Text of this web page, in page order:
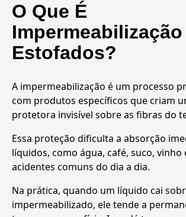
O Que É
Impermeabilização
Estofados?
A impermeabilização é um processo
com produtos específicos que criam
protetora invisível sobre as fibras do
Essa proteção dificulta a absorção
líquidos, como água, café, suco, vinho
acidentes comuns do dia a dia.
Na prática, quando um líquido cai
impermeabilizado, ele tende a